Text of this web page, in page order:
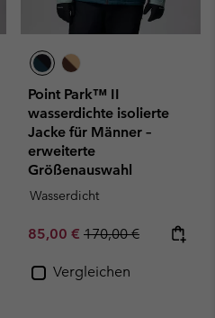
Point Park™ II
wasserdichte isolierte
Jacke für Männer –
erweiterte
Größenauswahl
Wasserdicht
Sale price:
85,00 € Regular price:
170,00 €
Vergleichen